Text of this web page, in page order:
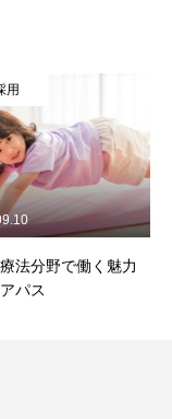
用
法分野で働く魅力
パス